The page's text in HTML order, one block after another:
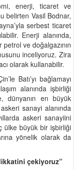
enerji, ticaret ve
belirten Vasil Bodnar,
serbest ticaret
Enerji alanında,
ve doğalgazının
inceliyoruz. Zira
olarak kullanabilir.
Batı’yı bağlamayı
alanında işbirliği
dünyanın en büyük
sanayi alanında
askeri sanayiini
ülke büyük bir işbirliği
yönelik olarak da
çekiyoruz”